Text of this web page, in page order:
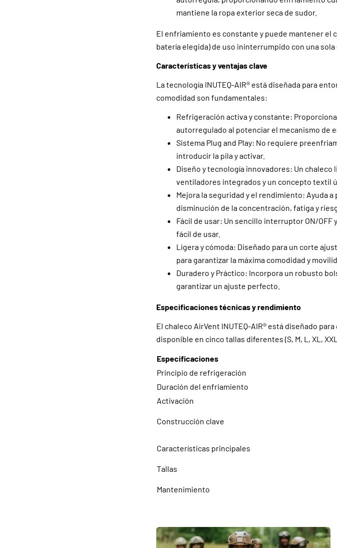
mantiene la ropa exterior seca de sudor.
El enfriamiento es constante y puede mantener el
batería elegida) de uso ininterrumpido con una sola
Características y ventajas clave
La tecnología INUTEQ-AIR® está diseñada para
comodidad son fundamentales:
Refrigeración activa y constante:
autorregulado al potenciar el mecanismo de
Sistema Plug and Play: No requiere
introducir la pila y activar.
Diseño y tecnología innovadores: Un
ventiladores integrados y un concepto textil
Mejora la seguridad y el rendimiento: Ayuda
disminución de la concentración, fatiga y
Fácil de usar: Un sencillo interruptor ON/
fácil de usar.
Ligera y cómoda: Diseñado para un corte
para garantizar la máxima comodidad y
Duradero y Práctico: Incorpora un robusto
garantizar un ajuste perfecto.
Especificaciones técnicas y rendimiento
El chaleco AirVent INUTEQ-AIR® está diseñado
disponible en cinco tallas diferentes (S, M, L, XL,
Especificaciones
Principio de refrigeración
Duración del enfriamiento
Activación
Construcción clave
Características principales
Tallas
Mantenimiento